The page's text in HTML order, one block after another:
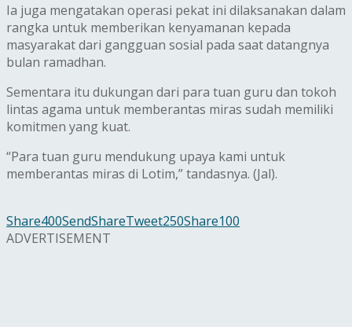
Ia juga mengatakan operasi pekat ini dilaksanakan dalam
rangka untuk memberikan kenyamanan kepada
masyarakat dari gangguan sosial pada saat datangnya
bulan ramadhan.
Sementara itu dukungan dari para tuan guru dan tokoh
lintas agama untuk memberantas miras sudah memiliki
komitmen yang kuat.
“Para tuan guru mendukung upaya kami untuk
memberantas miras di Lotim,” tandasnya. (Jal).
Share400SendShareTweet250Share100
ADVERTISEMENT